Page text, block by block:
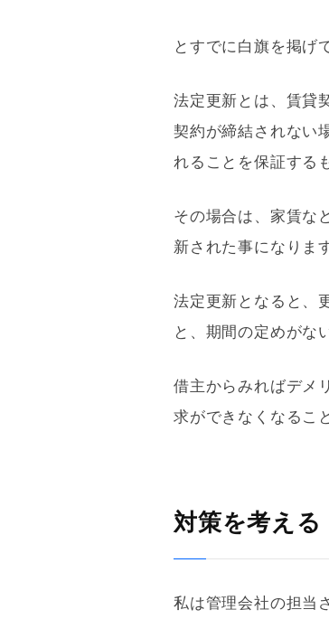
とすでに白旗を掲げ
法定更新とは、賃貸
契約が締結されない
れることを保証する
その場合は、家賃な
新された事になりま
法定更新となると、
と、期間の定めがな
借主からみればデメ
求ができなくなるこ
対策を考える
私は管理会社の担当